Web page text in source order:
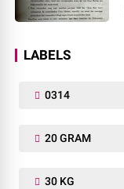
LABELS
0314
20 GRAM
30 KG